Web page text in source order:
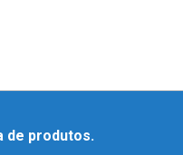
de produtos.